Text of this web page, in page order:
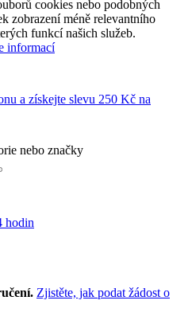
cookies nebo podobných
zobrazení méně relevantního
funkcí našich služeb.
informací
a získejte slevu 250 Kč na
nebo značky
hodin
Zjistěte, jak podat žádost o